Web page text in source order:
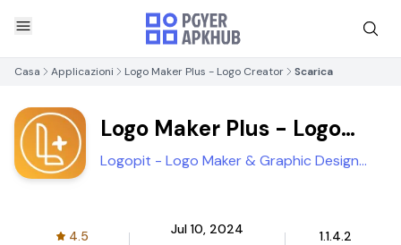
Casa Applicazioni Logo Maker Plus - Logo Creator Scarica
Logo Maker Plus - Logo
Creator
Logopit - Logo Maker & Graphic Design
4.5 Jul 10, 2024 1.1.4.2